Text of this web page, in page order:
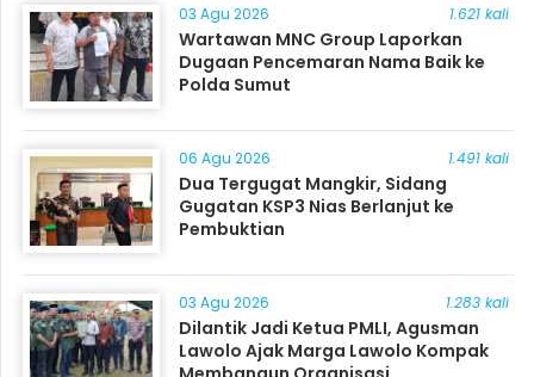
03 Agu 2026 1.621 kali
Wartawan MNC Group Laporkan
Dugaan Pencemaran Nama Baik ke
Polda Sumut
06 Agu 2026 1.491 kali
Dua Tergugat Mangkir, Sidang
Gugatan KSP3 Nias Berlanjut ke
Pembuktian
03 Agu 2026 1.283 kali
Dilantik Jadi Ketua PMLI, Agusman
Lawolo Ajak Marga Lawolo Kompak